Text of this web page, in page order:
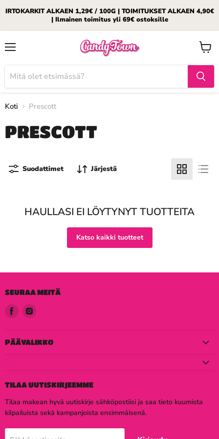
IRTOKARKIT ALKAEN 1,29€ / 100G | TOIMITUKSET ALKAEN 4,90€
| Ilmainen toimitus yli 69€ ostoksille
Katso
Koti Prescott
PRESCOTT
Suodattimet Järjestä
HAULLASI EI LÖYTYNYT TUOTTEITA
Katso kaikki tuotteet
SEURAA MEITÄ
Löydä
meidät
Facebook
Löydä
Instagram
PÄÄVALIKKO
TILAA UUTISKIRJEEMME
Tilaa makean hyvä uutiskirje sähköpostiisi ja saa tieto kuumista
kilpailuista sekä kampanjoista ensimmäisenä.